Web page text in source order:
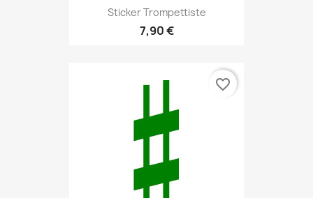
Sticker Trompettiste
7,90 €
favorite_border